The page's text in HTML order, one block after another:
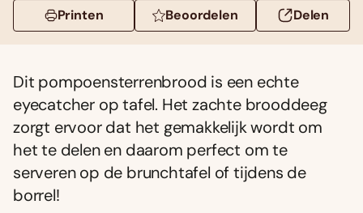
Printen Beoordelen Delen
Dit pompoensterrenbrood is een echte
eyecatcher op tafel. Het zachte brooddeeg
zorgt ervoor dat het gemakkelijk wordt om
het te delen en daarom perfect om te
serveren op de brunchtafel of tijdens de
borrel!